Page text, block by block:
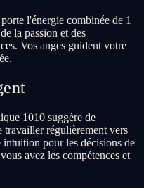
l'énergie combinée de 1
la passion et des
Vos anges guident votre
1010 suggère de
travailler régulièrement vers
pour les décisions de
avez les compétences et